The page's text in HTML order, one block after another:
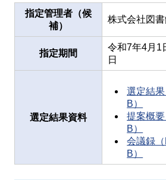
指定管理者（候
補）
株式会社図
指定期間
令和7年4月1
日
選定結果資料
選定結
B）
提案概
B）
会議録
B）